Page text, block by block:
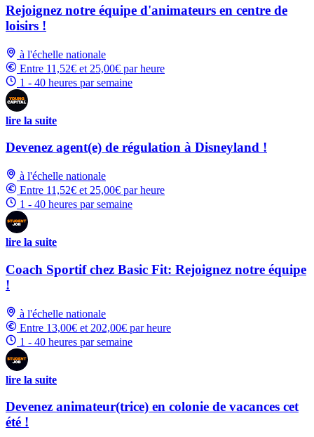
Rejoignez notre équipe d'animateurs en centre de
loisirs !
à l'échelle nationale
Entre 11,52€ et 25,00€ par heure
1 - 40 heures par semaine
lire la suite
Devenez agent(e) de régulation à Disneyland !
à l'échelle nationale
Entre 11,52€ et 25,00€ par heure
1 - 40 heures par semaine
lire la suite
Coach Sportif chez Basic Fit: Rejoignez notre équipe
!
à l'échelle nationale
Entre 13,00€ et 202,00€ par heure
1 - 40 heures par semaine
lire la suite
Devenez animateur(trice) en colonie de vacances cet
été !